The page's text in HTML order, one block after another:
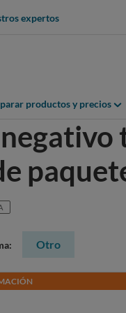
expertos
productos y precios
Otro